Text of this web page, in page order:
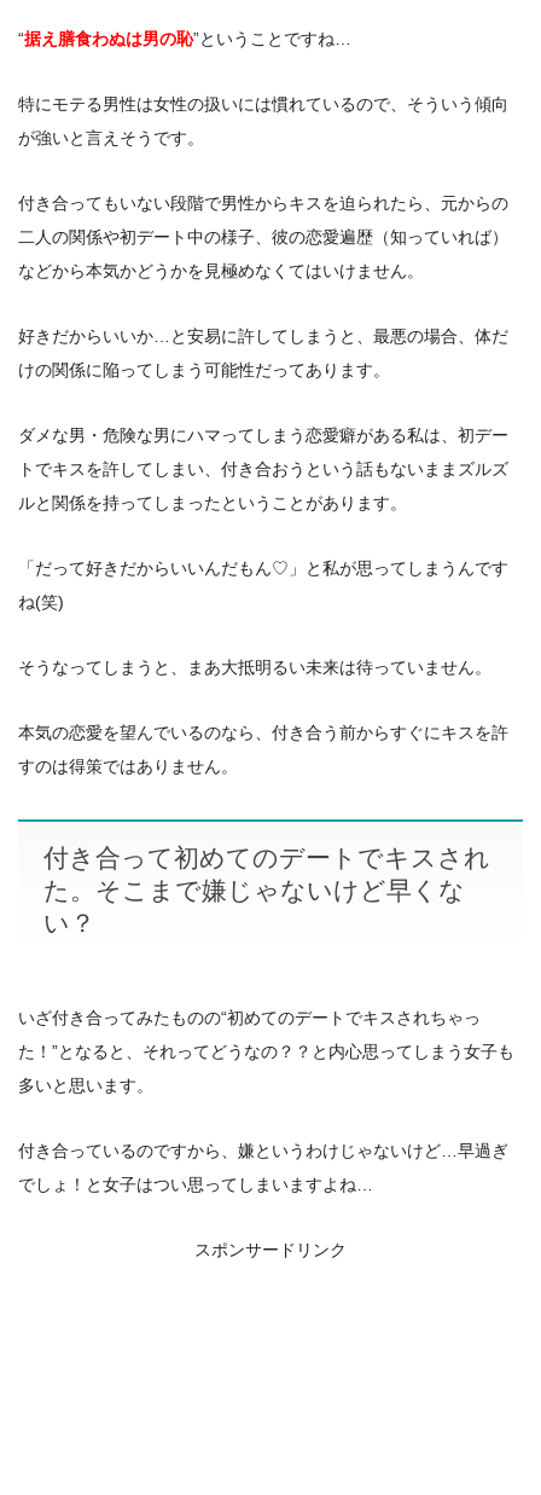
“据え膳食わぬは男の恥”ということですね…
特にモテる男性は女性の扱いには慣れているので、そういう傾向
が強いと言えそうです。
付き合ってもいない段階で男性からキスを迫られたら、元からの
二人の関係や初デート中の様子、彼の恋愛遍歴（知っていれば）
などから本気かどうかを見極めなくてはいけません。
好きだからいいか…と安易に許してしまうと、最悪の場合、体だ
けの関係に陥ってしまう可能性だってあります。
ダメな男・危険な男にハマってしまう恋愛癖がある私は、初デー
トでキスを許してしまい、付き合おうという話もないままズルズ
ルと関係を持ってしまったということがあります。
「だって好きだからいいんだもん♡」と私が思ってしまうんです
ね(笑)
そうなってしまうと、まあ大抵明るい未来は待っていません。
本気の恋愛を望んでいるのなら、付き合う前からすぐにキスを許
すのは得策ではありません。
付き合って初めてのデートでキスされ
た。そこまで嫌じゃないけど早くな
い？
いざ付き合ってみたものの“初めてのデートでキスされちゃっ
た！”となると、それってどうなの？？と内心思ってしまう女子も
多いと思います。
付き合っているのですから、嫌というわけじゃないけど…早過ぎ
でしょ！と女子はつい思ってしまいますよね…
スポンサードリンク